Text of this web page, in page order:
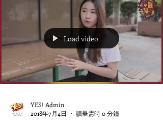
Load video
YES! Admin
2018年7月4日
讀畢需時 0 分鐘